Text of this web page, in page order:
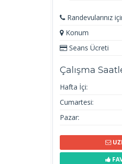
Randevularınız
Konum
Seans Ücreti
Çalışma
Hafta İçi:
Cumartesi:
Pazar: